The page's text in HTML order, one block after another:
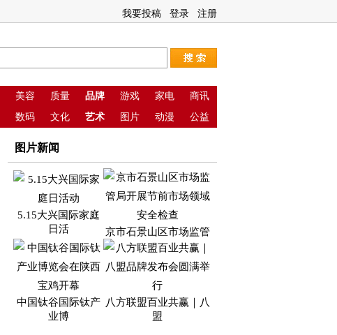
我要投稿 登录 注册
美容 质量 品牌 游戏 家电
商讯
数码 文化 艺术 图片 动漫 公益
图片新闻
5.15大兴国际家庭
日活
京市石景山区市场监管
中国钛谷国际钛产
业博
八方联盟百业共赢｜八
盟